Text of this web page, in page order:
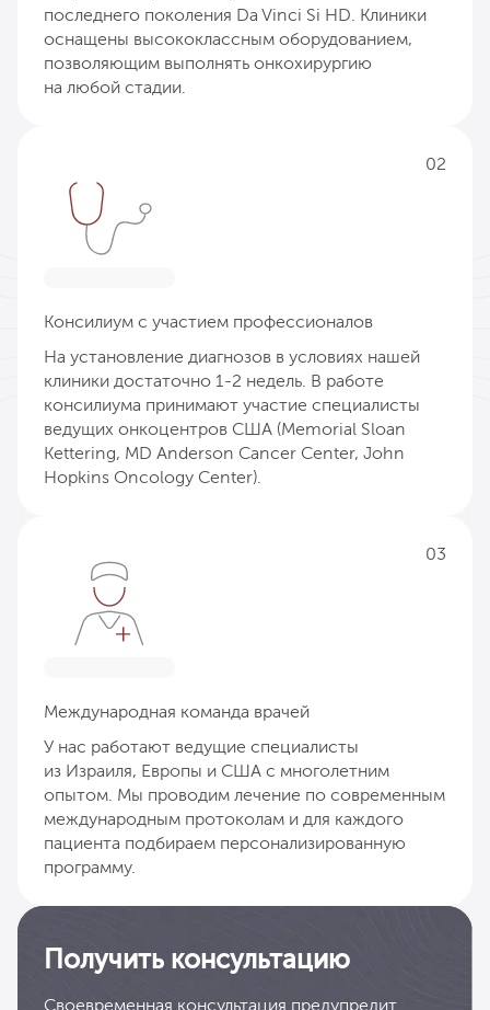
последнего поколения Da Vinci Si HD. Клиники
оснащены высококлассным оборудованием,
позволяющим выполнять онкохирургию
на любой стадии.
02
Консилиум с участием профессионалов
На установление диагнозов в условиях нашей
клиники достаточно 1-2 недель. В работе
консилиума принимают участие специалисты
ведущих онкоцентров США (Memorial Sloan
Kettering, MD Anderson Cancer Center, John
Hopkins Oncology Center).
03
Международная команда врачей
У нас работают ведущие специалисты
из Израиля, Европы и США с многолетним
опытом. Мы проводим лечение по современным
международным протоколам и для каждого
пациента подбираем персонализированную
программу.
Получить консультацию
Своевременная консультация предупредит